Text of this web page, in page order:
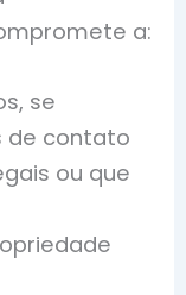
a:
se
de contato
ou que